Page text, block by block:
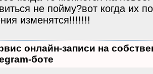
не пойму?вот когда их
изменятся!!!!!!!
онлайн-записи на
боте